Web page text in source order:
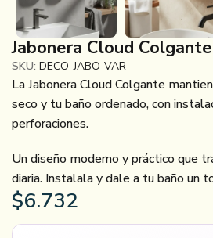
Jabonera Cloud Colgante
SKU: DECO-JABO-VAR
La Jabonera Cloud Colgante
seco y tu baño ordenado, con
perforaciones.
Un diseño moderno y práctico que
diaria. Instalala y dale a tu baño un
$6.732